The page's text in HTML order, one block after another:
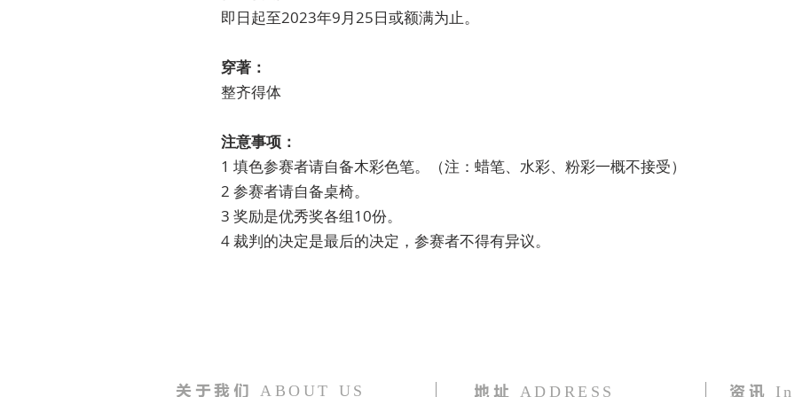
即日起至2023年9月25日或额满为止。
穿著：
整齐得体
注意事项：
1 填色参赛者请自备木彩色笔。（注：蜡笔、水彩、粉彩一概不接受）
2 参赛者请自备桌椅。
3 奖励是优秀奖各组10份。
4 裁判的决定是最后的决定，参赛者不得有异议。
关于我们 ABOUT US 地址 ADDRESS 资讯